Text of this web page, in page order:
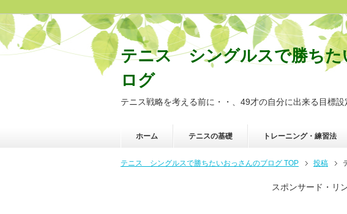
テニス シングルスで勝ちた
ログ
テニス戦略を考える前に・・、49才の自分に出来る目標設
ホーム テニスの基礎 トレーニング・練習法
テニス シングルスで勝ちたいおっさんのブログ TOP 投稿
スポンサード・リ